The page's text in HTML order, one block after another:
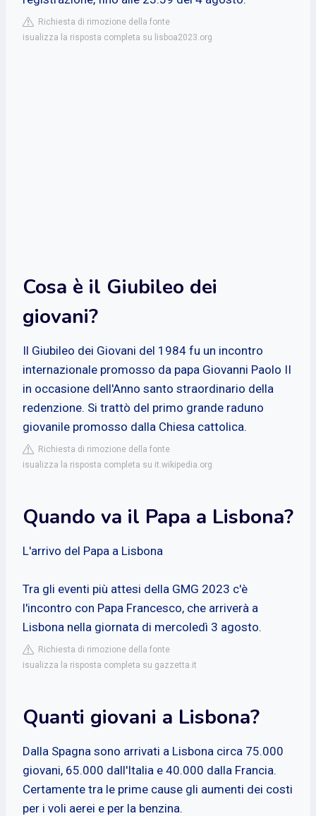
Richiesta di rimozione della fonte
isualizza la risposta completa su lisboa2023.org
Cosa è il Giubileo dei
giovani?
Il Giubileo dei Giovani del 1984 fu un incontro
internazionale promosso da papa Giovanni Paolo II
in occasione dell'Anno santo straordinario della
redenzione. Si trattò del primo grande raduno
giovanile promosso dalla Chiesa cattolica.
Richiesta di rimozione della fonte
isualizza la risposta completa su it.wikipedia.org
Quando va il Papa a Lisbona?
L'arrivo del Papa a Lisbona
Tra gli eventi più attesi della GMG 2023 c'è
l'incontro con Papa Francesco, che arriverà a
Lisbona nella giornata di mercoledì 3 agosto.
Richiesta di rimozione della fonte
isualizza la risposta completa su gazzetta.it
Quanti giovani a Lisbona?
Dalla Spagna sono arrivati a Lisbona circa 75.000
giovani, 65.000 dall'Italia e 40.000 dalla Francia.
Certamente tra le prime cause gli aumenti dei costi
per i voli aerei e per la benzina.